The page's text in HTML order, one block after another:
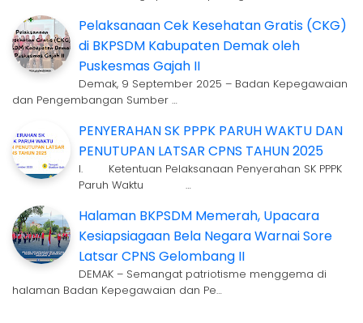
Pelaksanaan Cek Kesehatan Gratis (CKG)
di BKPSDM Kabupaten Demak oleh
Puskesmas Gajah II
Demak, 9 September 2025 – Badan Kepegawaian
dan Pengembangan Sumber …
PENYERAHAN SK PPPK PARUH WAKTU DAN
PENUTUPAN LATSAR CPNS TAHUN 2025
I. Ketentuan Pelaksanaan Penyerahan SK PPPK
Paruh Waktu …
Halaman BKPSDM Memerah, Upacara
Kesiapsiagaan Bela Negara Warnai Sore
Latsar CPNS Gelombang II
DEMAK – Semangat patriotisme menggema di
halaman Badan Kepegawaian dan Pe…